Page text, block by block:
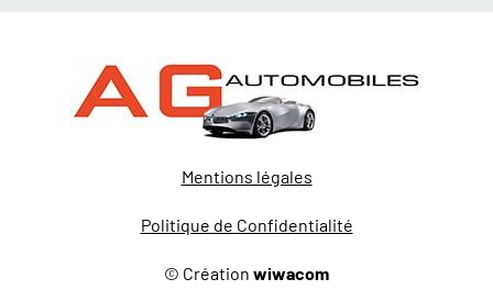
Mentions légales
Politique de Confidentialité
© Création wiwacom